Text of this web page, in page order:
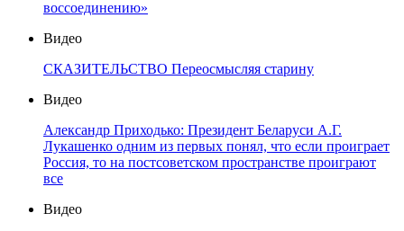
воссоединению»
Видео
СКАЗИТЕЛЬСТВО Переосмысляя старину
Видео
Александр Приходько: Президент Беларуси А.Г.
Лукашенко одним из первых понял, что если проиграет
Россия, то на постсоветском пространстве проиграют
все
Видео